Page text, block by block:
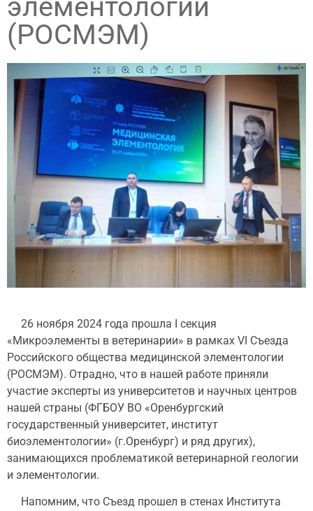
элементологии
(РОСМЭМ)
26 ноября 2024 года прошла I секция
«Микроэлементы в ветеринарии» в рамках VI Съезда
Российского общества медицинской элементологии
(РОСМЭМ). Отрадно, что в нашей работе приняли
участие эксперты из университетов и научных центров
нашей страны (ФГБОУ ВО «Оренбургский
государственный университет, институт
биоэлементологии» (г.Оренбург) и ряд других),
занимающихся проблематикой ветеринарной геологии
и элементологии.
Напомним, что Съезд прошел в стенах Института